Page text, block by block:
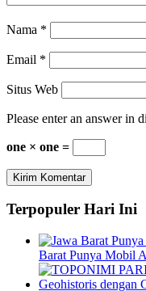
Nama *
Email *
Situs Web
Please enter an answer in
one × one =
Terpopuler Hari Ini
Barat Punya Mobil